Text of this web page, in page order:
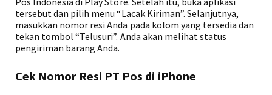
tersebut dan pilih menu “Lacak Kiriman”. Selanjutnya,
masukkan nomor resi Anda pada kolom yang tersedia dan
tekan tombol “Telusuri”. Anda akan melihat status
pengiriman barang Anda.
Cek Nomor Resi PT Pos di iPhone